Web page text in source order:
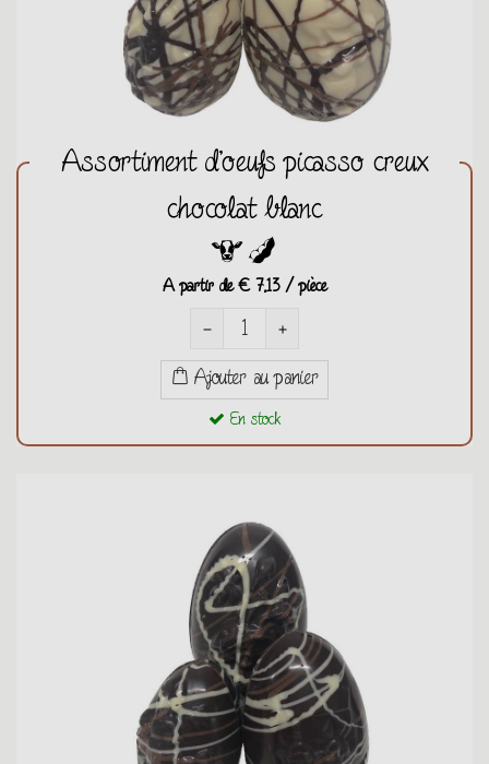
Assortiment d'oeufs picasso creux
chocolat blanc
A partir de€ 7,13 / pièce
remove add
Ajouter au panier
En stock